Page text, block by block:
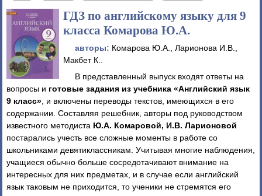
ГДЗ по английскому языку для 9
класса Комарова Ю.А.
авторы: Комарова Ю.А., Ларионова И.В.,
Макбет К..
В представленный выпуск входят ответы на
вопросы и готовые задания из учебника «Английский язык
9 класс», и включены переводы текстов, имеющихся в его
содержании. Составляя решебник, авторы под руководством
известного методиста Ю.А. Комаровой, И.В. Ларионовой
постарались учесть все сложные моменты в работе со
школьниками девятиклассникам. Учитывая многие наблюдения,
учащиеся обычно больше сосредотачивают внимание на
интересных для них предметах, и в случае если английский
язык таковым не приходится, то ученики не стремятся его